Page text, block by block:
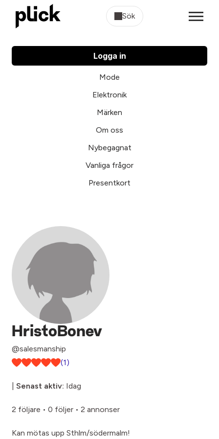
Sök
Logga in
Mode
Elektronik
Märken
Om oss
Nybegagnat
Vanliga frågor
Presentkort
HristoBonev
@salesmanship
(1)
Senast aktiv: Idag
2 följare • 0 följer • 2 annonser
Kan mötas upp Sthlm/södermalm!